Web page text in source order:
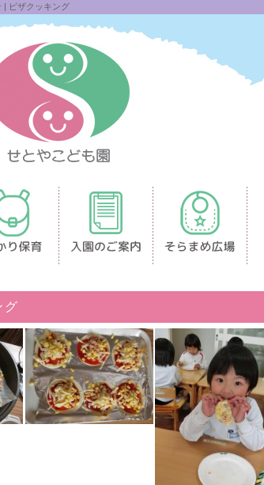
| ピザクッキング
グ